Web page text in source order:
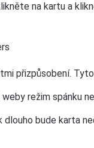
na kartu a
přizpůsobení.
režim spánku
bude karta